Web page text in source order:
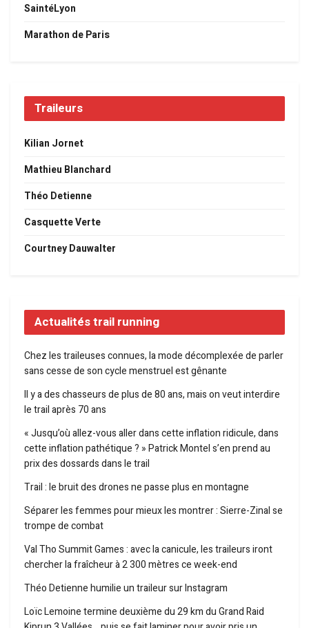
SaintéLyon
Marathon de Paris
Traileurs
Kilian Jornet
Mathieu Blanchard
Théo Detienne
Casquette Verte
Courtney Dauwalter
Actualités trail running
Chez les traileuses connues, la mode décomplexée de parler
sans cesse de son cycle menstruel est gênante
Il y a des chasseurs de plus de 80 ans, mais on veut interdire
le trail après 70 ans
« Jusqu’où allez-vous aller dans cette inflation ridicule, dans
cette inflation pathétique ? » Patrick Montel s’en prend au
prix des dossards dans le trail
Trail : le bruit des drones ne passe plus en montagne
Séparer les femmes pour mieux les montrer : Sierre-Zinal se
trompe de combat
Val Tho Summit Games : avec la canicule, les traileurs iront
chercher la fraîcheur à 2 300 mètres ce week-end
Théo Detienne humilie un traileur sur Instagram
Loïc Lemoine termine deuxième du 29 km du Grand Raid